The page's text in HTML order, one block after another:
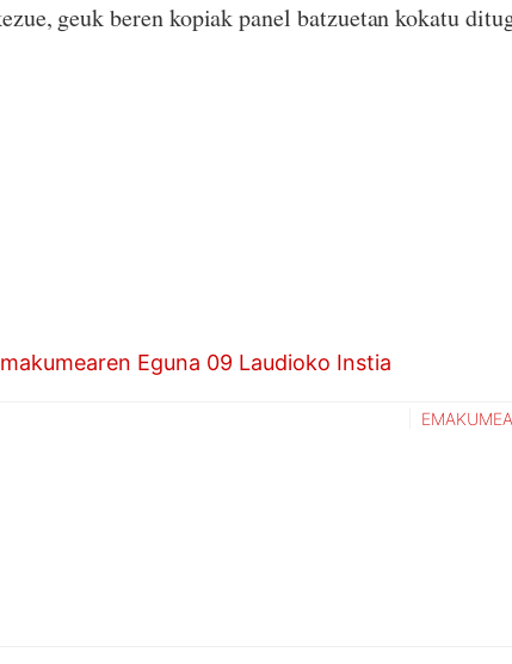
geuk beren kopiak panel batzuetan kokatu
Eguna 09 Laudioko Instia
EMAKUMEA